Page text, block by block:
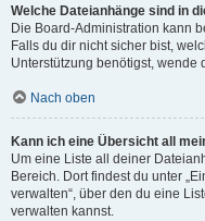
Welche Dateianhänge sind in
Die Board-Administration kann
Falls du dir nicht sicher bist,
Unterstützung benötigst, wende
Nach oben
Kann ich eine Übersicht all
Um eine Liste all deiner
Bereich. Dort findest du unter
verwalten“, über den du eine
verwalten kannst.